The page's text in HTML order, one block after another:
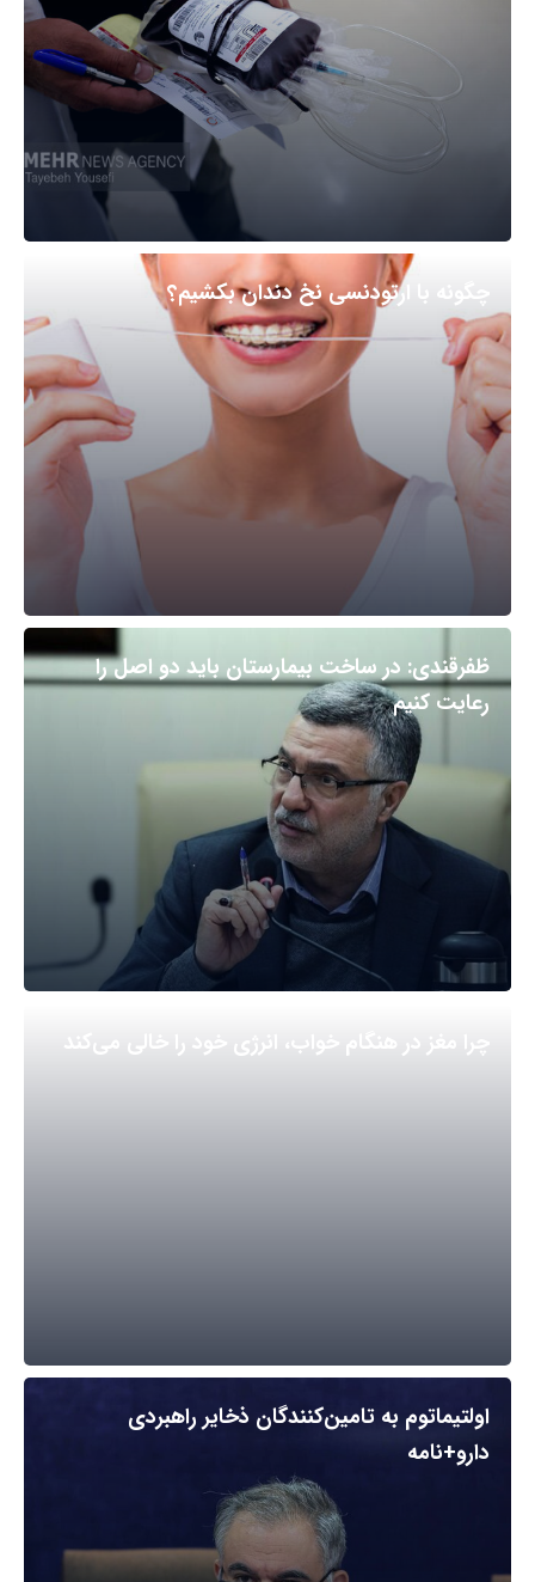
چگونه با ارتودنسی نخ دندان بکشیم؟
ظفرقندی: در ساخت بیمارستان باید دو اصل را
رعایت کنیم
چرا مغز در هنگام خواب، انرژی خود را خالی می‌کند
اولتیماتوم به تامین‌کنندگان ذخایر راهبردی
دارو+نامه